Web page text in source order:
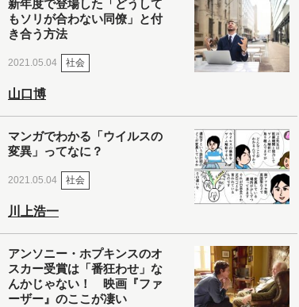
新年度で登場した「どうして
もソリが合わない同僚」と付
き合う方法
2021.05.04 社会
山口博
マンガでわかる「ウイルスの
変異」ってなに？
2021.05.04 社会
川上浩一
アンソニー・ホプキンスのオ
スカー受賞は「番狂わせ」な
んかじゃない！ 映画『ファ
ーザー』のここが凄い